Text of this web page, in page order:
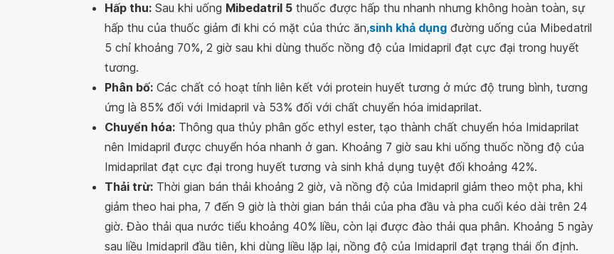
Hấp thu: Sau khi uống Mibedatril 5 thuốc được hấp thu nhanh nhưng không hoàn toàn, sự
hấp thu của thuốc giảm đi khi có mặt của thức ăn,sinh khả dụng đường uống của Mibedatril
5 chỉ khoảng 70%, 2 giờ sau khi dùng thuốc nồng độ của Imidapril đạt cực đại trong huyết
tương.
Phân bố: Các chất có hoạt tính liên kết với protein huyết tương ở mức độ trung bình, tương
ứng là 85% đối với Imidapril và 53% đối với chất chuyển hóa imidaprilat.
Chuyển hóa: Thông qua thủy phân gốc ethyl ester, tạo thành chất chuyển hóa Imidaprilat
nên Imidapril được chuyển hóa nhanh ở gan. Khoảng 7 giờ sau khi uống thuốc nồng độ của
Imidaprilat đạt cực đại trong huyết tương và sinh khả dụng tuyệt đối khoảng 42%.
Thải trừ: Thời gian bán thải khoảng 2 giờ, và nồng độ của Imidapril giảm theo một pha, khi
giảm theo hai pha, 7 đến 9 giờ là thời gian bán thải của pha đầu và pha cuối kéo dài trên 24
giờ. Đào thải qua nước tiểu khoảng 40% liều, còn lại được đào thải qua phân. Khoảng 5 ngày
sau liều Imidapril đầu tiên, khi dùng liều lặp lại, nồng độ của Imidapril đạt trạng thái ổn định.